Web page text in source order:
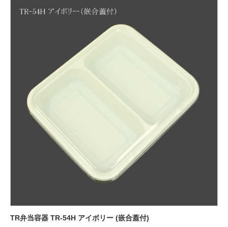
TR弁当容器 TR-54H アイボリー (嵌合蓋付)